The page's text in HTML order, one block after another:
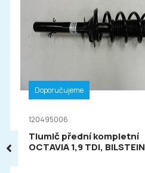
Doporučujeme
120495006
Tlumič přední kompletní
OCTAVIA 1,9 TDI, BILSTEIN